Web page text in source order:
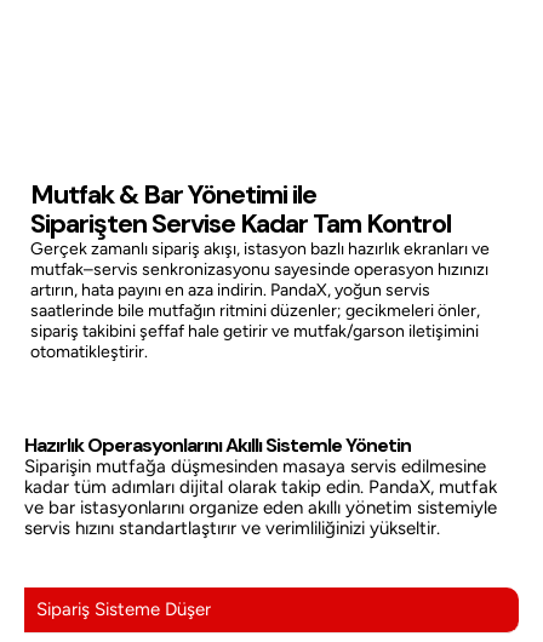
Mutfak & Bar Yönetimi ile
Siparişten Servise Kadar Tam Kontrol
Gerçek zamanlı sipariş akışı, istasyon bazlı hazırlık ekranları ve
mutfak–servis senkronizasyonu sayesinde operasyon hızınızı
artırın, hata payını en aza indirin. PandaX, yoğun servis
saatlerinde bile mutfağın ritmini düzenler; gecikmeleri önler,
sipariş takibini şeffaf hale getirir ve mutfak/garson iletişimini
otomatikleştirir.
Hazırlık Operasyonlarını Akıllı Sistemle Yönetin
Siparişin mutfağa düşmesinden masaya servis edilmesine
kadar tüm adımları dijital olarak takip edin. PandaX, mutfak
ve bar istasyonlarını organize eden akıllı yönetim sistemiyle
servis hızını standartlaştırır ve verimliliğinizi yükseltir.
Sipariş Sisteme Düşer